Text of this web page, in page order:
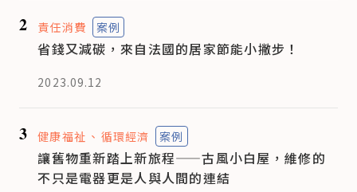
2 責任消費 案例
省錢又減碳，來自法國的居家節能小撇步！
2023.09.12
3 健康福祉 循環經濟 案例
讓舊物重新踏上新旅程——古風小白屋，維修的
不只是電器更是人與人間的連結